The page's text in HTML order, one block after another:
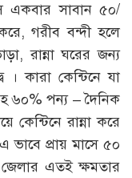
একবার সাবান ৫০/
গরীব বন্দী হলে
রান্না ঘরের জন্য
। কারা কেন্টিনে যা
৬০% পন্য – দৈনিক
কেন্টিনে রান্না করে
ভাবে প্রায় মাসে ৫০
জেলার এতই ক্ষমতার